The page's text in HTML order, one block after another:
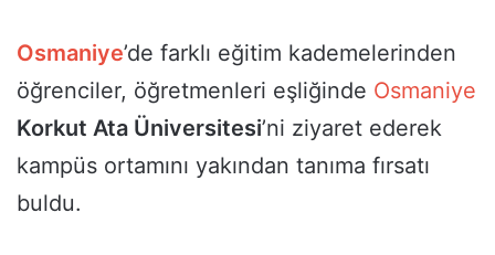
Osmaniye’de farklı eğitim kademelerinden
öğrenciler, öğretmenleri eşliğinde Osmaniye
Korkut Ata Üniversitesi’ni ziyaret ederek
kampüs ortamını yakından tanıma fırsatı
buldu.